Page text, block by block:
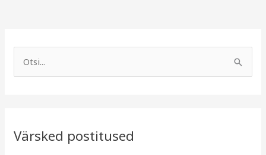
c
Värsked postitused
g